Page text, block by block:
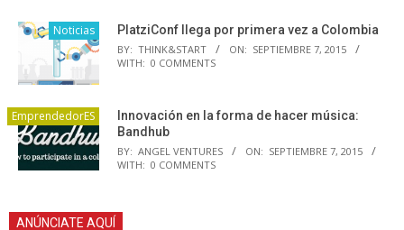
Noticias PlatziConf llega por primera vez a Colombia
BY: THINK&START ON: SEPTIEMBRE 7, 2015
WITH: 0 COMMENTS
EmprendedorES
Innovación en la forma de hacer música:
Bandhub
BY: ANGEL VENTURES ON: SEPTIEMBRE 7, 2015
WITH: 0 COMMENTS
ANÚNCIATE AQUÍ